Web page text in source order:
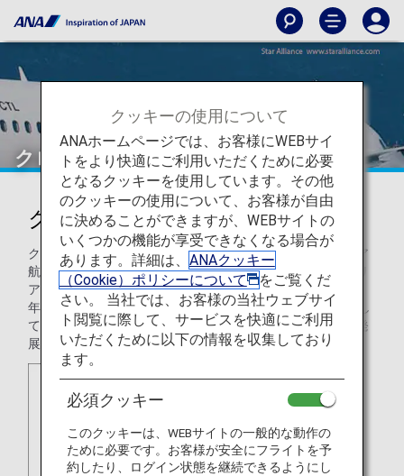
クロアチア航空（OU）
クロアチア航空（OU）
クロアチアのナショナルフラッグキャリアであるクロアチア
航空は、国内線および国際線を提供するフルサービスキャリ
アです。
年間で全観光客の約3分の1がクロアチア航空運航便を利用し
ており、ナショナルキャリアとしてクロアチアの観光業の発
展に大きく貢献しています。
クッキーの使用について
ANAホームページでは、お客様にWEBサイ
トをより快適にご利用いただくために必要
となるクッキーを使用しています。その他
のクッキーの使用について、お客様が自由
に決めることができますが、WEBサイトの
いくつかの機能が享受できなくなる場合が
あります。詳細は、 ANAクッキー
（Cookie）ポリシーについて
をご覧くだ
さい。 当社では、お客様の当社ウェブサイ
ト閲覧に際して、サービスを快適にご利用
いただくために以下の情報を収集しており
ます。
必須クッキー
このクッキーは、WEBサイトの一般的な動作の
ために必要です。お客様が安全にフライトを予
約したり、ログイン状態を継続できるようにし